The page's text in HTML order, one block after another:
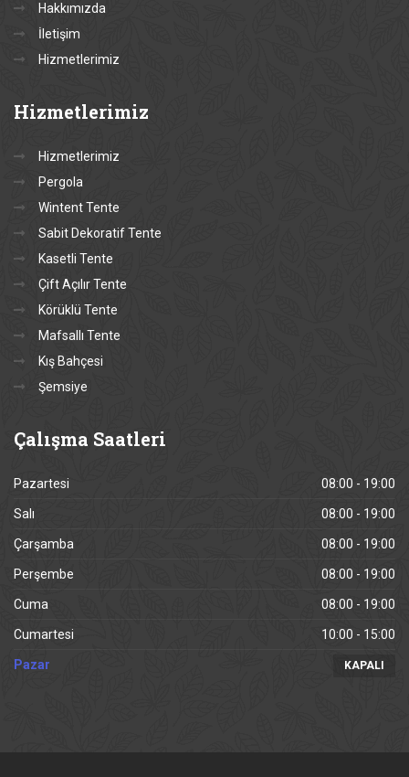
Hakkımızda
İletişim
Hizmetlerimiz
Hizmetlerimiz
Hizmetlerimiz
Pergola
Wintent Tente
Sabit Dekoratif Tente
Kasetli Tente
Çift Açılır Tente
Körüklü Tente
Mafsallı Tente
Kış Bahçesi
Şemsiye
Çalışma Saatleri
Pazartesi 08:00 - 19:00
Salı 08:00 - 19:00
Çarşamba 08:00 - 19:00
Perşembe 08:00 - 19:00
Cuma 08:00 - 19:00
Cumartesi 10:00 - 15:00
Pazar KAPALI